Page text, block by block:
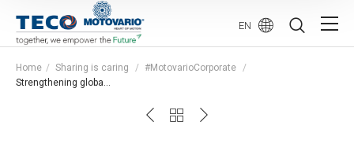
EN
Home Sharing is caring
#MotovarioCorporate
Strengthening global synergies: Motovario at the Taiwan-Italy Business Networking Meeting